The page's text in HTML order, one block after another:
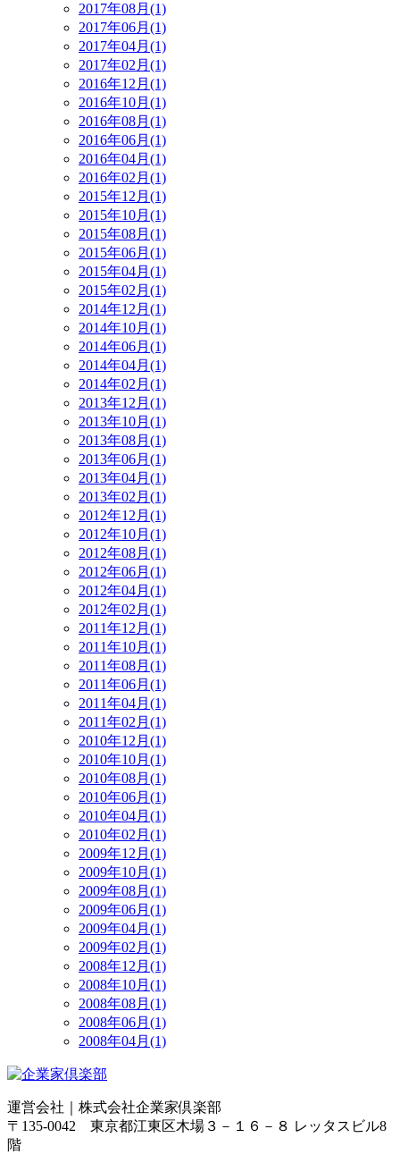
2017年08月(1)
2017年06月(1)
2017年04月(1)
2017年02月(1)
2016年12月(1)
2016年10月(1)
2016年08月(1)
2016年06月(1)
2016年04月(1)
2016年02月(1)
2015年12月(1)
2015年10月(1)
2015年08月(1)
2015年06月(1)
2015年04月(1)
2015年02月(1)
2014年12月(1)
2014年10月(1)
2014年06月(1)
2014年04月(1)
2014年02月(1)
2013年12月(1)
2013年10月(1)
2013年08月(1)
2013年06月(1)
2013年04月(1)
2013年02月(1)
2012年12月(1)
2012年10月(1)
2012年08月(1)
2012年06月(1)
2012年04月(1)
2012年02月(1)
2011年12月(1)
2011年10月(1)
2011年08月(1)
2011年06月(1)
2011年04月(1)
2011年02月(1)
2010年12月(1)
2010年10月(1)
2010年08月(1)
2010年06月(1)
2010年04月(1)
2010年02月(1)
2009年12月(1)
2009年10月(1)
2009年08月(1)
2009年06月(1)
2009年04月(1)
2009年02月(1)
2008年12月(1)
2008年10月(1)
2008年08月(1)
2008年06月(1)
2008年04月(1)
運営会社｜ 株式会社企業家倶楽部
〒135-0042 東京都江東区木場３－１６－８ レッタスビル8
階